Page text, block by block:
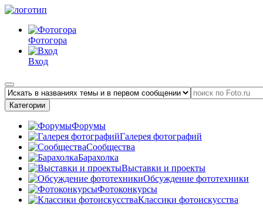
Фотогора
Вход
Категории
Форумы
Галерея фотографий
Сообщества
Барахолка
Выставки и проекты
Обсуждение фототехники
Фотоконкурсы
Классики фотоискусства